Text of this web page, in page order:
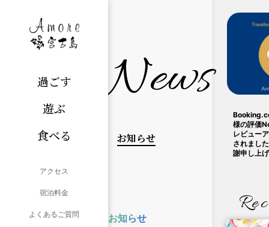
過ごす
遊ぶ
食べる
アクセス
宿泊料金
よくあるご質問
News
お知らせ
お知らせ
様の評価
レビュー
されまし
謝申し上